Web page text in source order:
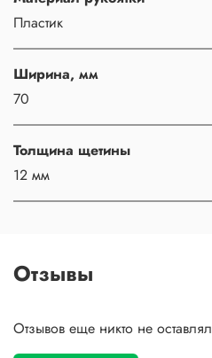
Пластик
Ширина, мм
70
Толщина щетины
12 мм
Отзывы
Отзывов еще никто не оставлял